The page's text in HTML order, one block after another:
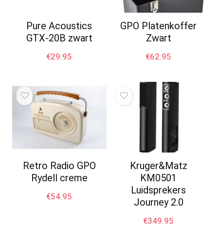
Pure Acoustics
GTX-20B zwart
€29.95
GPO Platenkoffer
Zwart
€62.95
Retro Radio GPO
Rydell creme
€54.95
Kruger&Matz
KM0501
Luidsprekers
Journey 2.0
€349.95